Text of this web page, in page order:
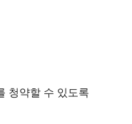
청약할 수 있도록